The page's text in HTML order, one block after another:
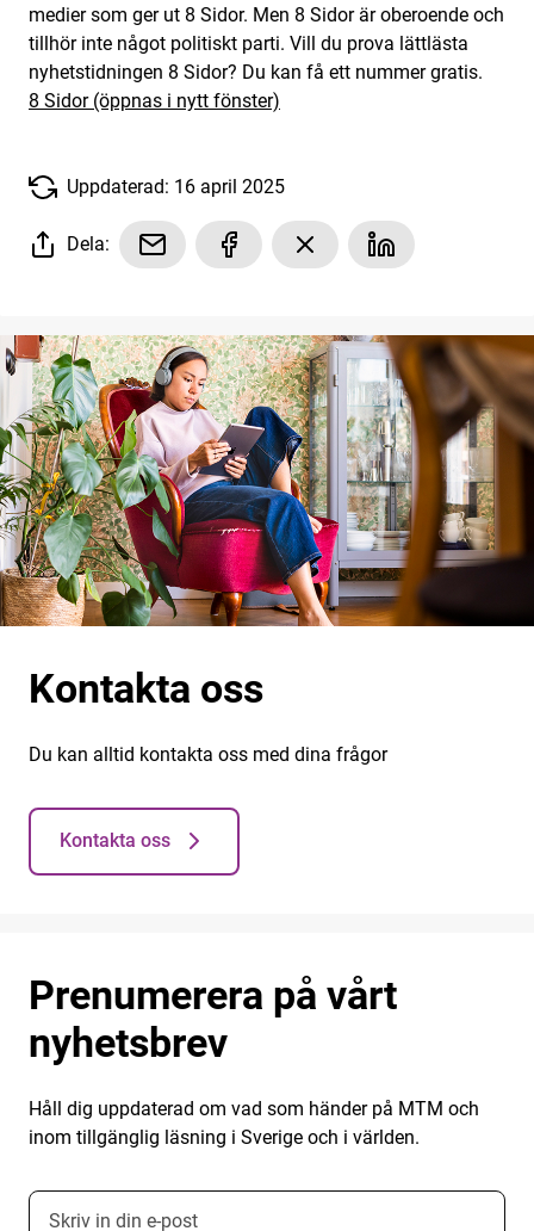
medier som ger ut 8 Sidor. Men 8 Sidor är oberoende och
tillhör inte något politiskt parti. Vill du prova lättlästa
nyhetstidningen 8 Sidor? Du kan få ett nummer gratis.
8 Sidor (öppnas i nytt fönster)
Uppdaterad: 16 april 2025
Dela:
Kontakta oss
Du kan alltid kontakta oss med dina frågor
Kontakta oss
Prenumerera på vårt
nyhetsbrev
Håll dig uppdaterad om vad som händer på MTM och
inom tillgänglig läsning i Sverige och i världen.
E-postadress nyhetsbrevsprenumeration